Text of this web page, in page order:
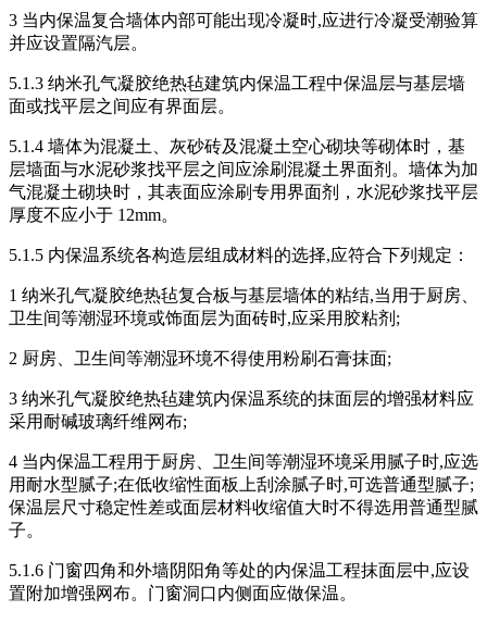
3 当内保温复合墙体内部可能出现冷凝时,应进行冷凝受潮验算
并应设置隔汽层。
5.1.3 纳米孔气凝胶绝热毡建筑内保温工程中保温层与基层墙
面或找平层之间应有界面层。
5.1.4 墙体为混凝土、灰砂砖及混凝土空心砌块等砌体时，基
层墙面与水泥砂浆找平层之间应涂刷混凝土界面剂。墙体为加
气混凝土砌块时，其表面应涂刷专用界面剂，水泥砂浆找平层
厚度不应小于 12mm。
5.1.5 内保温系统各构造层组成材料的选择,应符合下列规定：
1 纳米孔气凝胶绝热毡复合板与基层墙体的粘结,当用于厨房、
卫生间等潮湿环境或饰面层为面砖时,应采用胶粘剂;
2 厨房、卫生间等潮湿环境不得使用粉刷石膏抹面;
3 纳米孔气凝胶绝热毡建筑内保温系统的抹面层的增强材料应
采用耐碱玻璃纤维网布;
4 当内保温工程用于厨房、卫生间等潮湿环境采用腻子时,应选
用耐水型腻子;在低收缩性面板上刮涂腻子时,可选普通型腻子;
保温层尺寸稳定性差或面层材料收缩值大时不得选用普通型腻
子。
5.1.6 门窗四角和外墙阴阳角等处的内保温工程抹面层中,应设
置附加增强网布。门窗洞口内侧面应做保温。